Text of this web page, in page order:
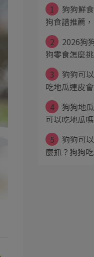
1
狗狗鮮
狗食譜推薦
2
2026狗
狗零食怎麼
3
狗狗可
吃地瓜連皮
4
狗狗地
可以吃地瓜
5
狗狗可
麼抓？狗狗